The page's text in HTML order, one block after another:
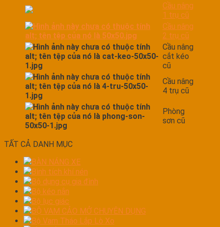
Cầu nâng
1 trụ cũ
Cầu nâng
2 trụ cũ
Cầu nâng
cắt kéo
cũ
Cầu nâng
4 trụ cũ
Phòng
sơn cũ
TẤT CẢ DANH MỤC
BÀN NÁNG XE
Bình tích khí nén
Bộ dụng cụ gia đình
Bộ kéo nắn
Bộ lục giác
BỘ VAM CẢO MỞ CHUYÊN DỤNG
Bộ Vam Tháo Lắp Lò Xo